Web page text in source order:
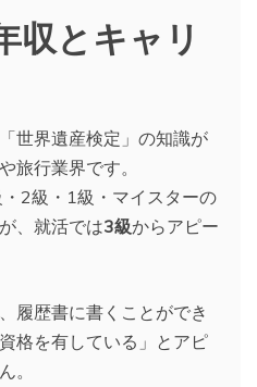
収とキャリ
世界遺産検定」の知識が
旅行業界です。
2級・1級・マイスターの
、就活では3級からアピー
履歴書に書くことができ
格を有している」とアピ
。